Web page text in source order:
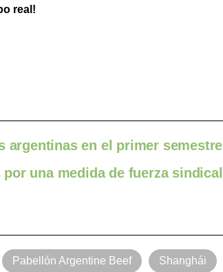
real!
argentinas en el primer semestre
una medida de fuerza sindical
Pabellón Argentine Beef Shanghái